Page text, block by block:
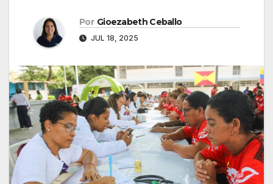
Por Gioezabeth Ceballo
JUL 18, 2025